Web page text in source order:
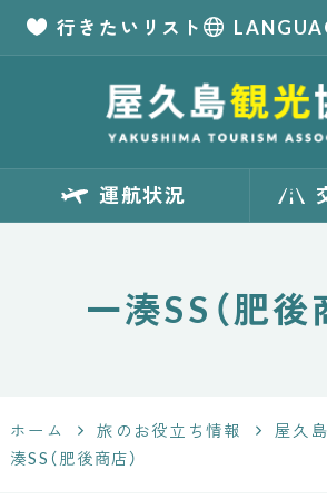
【公式】屋
遺産「屋久
Yakushima
行きたいリスト
運航状況
一湊SS（肥後
ホーム 旅のお役立ち情報 屋久
湊SS（肥後商店）